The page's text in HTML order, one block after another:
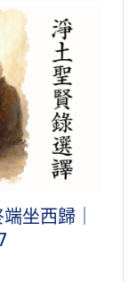
坐西歸｜